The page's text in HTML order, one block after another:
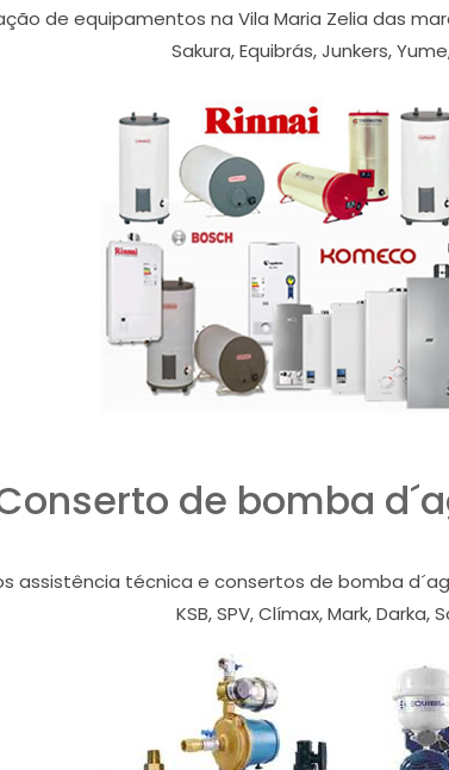
de equipamentos na Vila Maria Zelia das
Sakura, Equibrás, Junkers,
de bomba
assistência técnica e consertos de bomba
KSB, SPV, Clímax, Mark,